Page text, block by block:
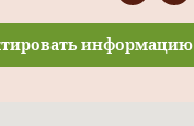
информацию